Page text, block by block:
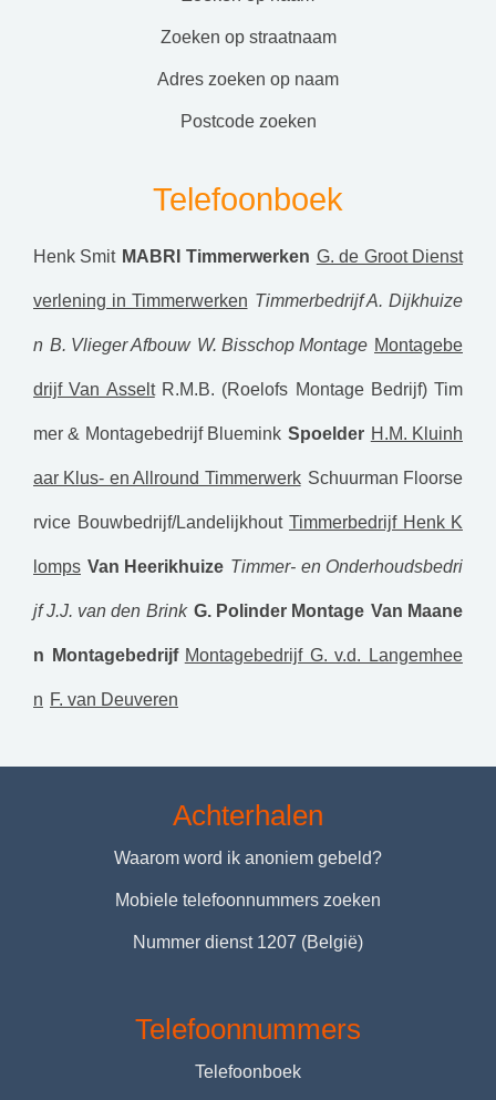
zoeken op straatnaam
adres zoeken op naam
postcode zoeken
Telefoonboek
Henk Smit MABRI Timmerwerken G. de Groot Dienst
verlening in Timmerwerken Timmerbedrijf A. Dijkhuize
n B. Vlieger Afbouw W. Bisschop Montage Montagebe
drijf Van Asselt R.M.B. (Roelofs Montage Bedrijf) Tim
mer & Montagebedrijf Bluemink Spoelder H.M. Kluinh
aar Klus- en Allround Timmerwerk Schuurman Floorse
rvice Bouwbedrijf/Landelijkhout Timmerbedrijf Henk K
lomps Van Heerikhuize Timmer- en Onderhoudsbedri
jf J.J. van den Brink G. Polinder Montage Van Maane
n Montagebedrijf Montagebedrijf G. v.d. Langemhee
n F. van Deuveren
Achterhalen
Waarom word ik anoniem gebeld?
Mobiele telefoonnummers zoeken
Nummer dienst 1207 (België)
Telefoonnummers
Telefoonboek